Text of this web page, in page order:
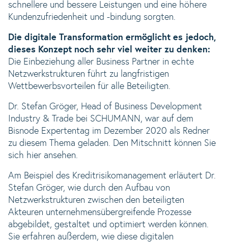
schnellere und bessere Leistungen und eine höhere
Kundenzufriedenheit und -bindung sorgten.
Die digitale Transformation ermöglicht es jedoch,
dieses Konzept noch sehr viel weiter zu denken:
Die Einbeziehung aller Business Partner in echte
Netzwerkstrukturen führt zu langfristigen
Wettbewerbsvorteilen für alle Beteiligten.
Dr. Stefan Gröger, Head of Business Development
Industry & Trade bei SCHUMANN, war auf dem
Bisnode Expertentag im Dezember 2020 als Redner
zu diesem Thema geladen. Den Mitschnitt können Sie
sich hier ansehen.
Am Beispiel des Kreditrisikomanagement erläutert Dr.
Stefan Gröger, wie durch den Aufbau von
Netzwerkstrukturen zwischen den beteiligten
Akteuren unternehmensübergreifende Prozesse
abgebildet, gestaltet und optimiert werden können.
Sie erfahren außerdem, wie diese digitalen